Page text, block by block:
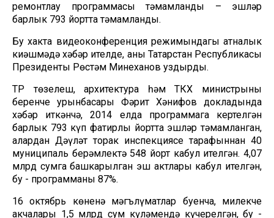
ремонтлау программасы тәмамланды – эшләр
барлык 793 йортта тәмамланды.
Бу хакта видеоконференция режимындагы атналык
киңәшмәдә хәбәр ителде, аны Татарстан Республикасы
Президенты Рөстәм Миңнеханов уздырды.
ТР төзелеш, архитектура һәм ТКХ министрының
беренче урынбасары Фәрит Хәнифов докладында
хәбәр иткәнчә, 2014 елда программага кертелгән
барлык 793 күп фатирлы йортта эшләр тәмамланган,
алардан Дәүләт торак инспекциясе тарафыннан 40
муниципаль берәмлектә 548 йорт кабул ителгән. 4,07
млрд сумга башкарылган эш актлары кабул ителгән,
бу - программаның 87%.
16 октябрь көненә мәгълүматлар буенча, милекче
акчалары 1,5 млрд сум күләмендә күчерелгән, бу -